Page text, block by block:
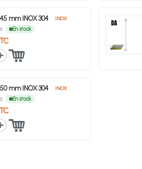
mm INOX 304 INOX
En stock
mm INOX 304 INOX
En stock